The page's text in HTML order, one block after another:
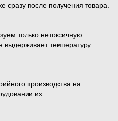
сразу после получения товара.
только нетоксичную
выдерживает температуру
производства на
из